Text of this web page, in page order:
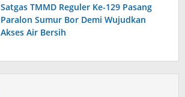
Satgas TMMD Reguler Ke-129 Pasang
Paralon Sumur Bor Demi Wujudkan
Akses Air Bersih